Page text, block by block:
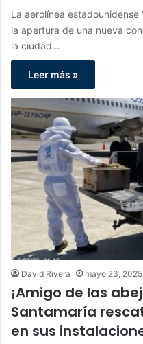
La aerolínea estadounidense
la apertura de una nueva
la ciudad…
Leer más »
David Rivera mayo 23, 2025
¡Amigo de las
Santamaría
en sus